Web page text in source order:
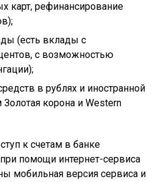
карт, рефинансирование
(есть вклады с
с возможностью
в рублях и иностранной
корона и Western
к счетам в банке
помощи интернет-сервиса
мобильная версия сервиса и